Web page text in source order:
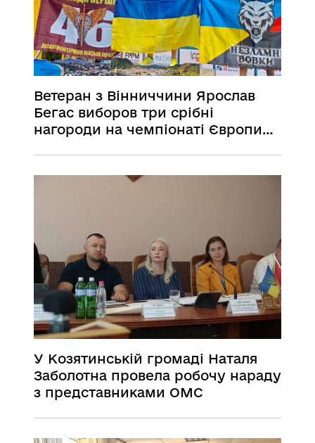
Ветеран з Вінниччини Ярослав
Бегас виборов три срібні
нагороди на чемпіонаті Європи
апарату
У Козятинській громаді Наталя
Заболотна провела робочу нараду
з представниками ОМС